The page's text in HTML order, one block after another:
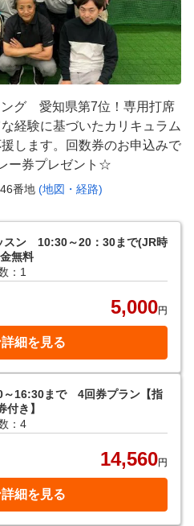
グ 愛知県第7位！専用打席
経験に基づいたカリキュラム
します。回数券のお申込みで
ー券プレゼント☆
番地 (地図・経路)
スン 10:30～20：30まで(JR時
無料
：1
5,000円
細を見る
16:30まで 4回券プラン【指
き】
：4
14,560円
細を見る